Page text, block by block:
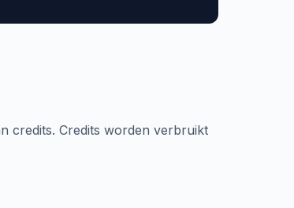
credits. Credits worden verbruikt